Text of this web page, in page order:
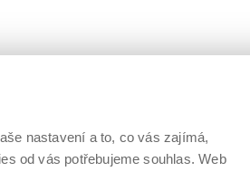
nastavení a to, co vás zajímá,
od vás potřebujeme souhlas. Web